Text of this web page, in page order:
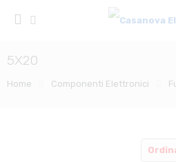
5X20
Home Componenti Elettronici